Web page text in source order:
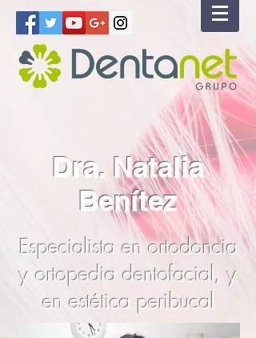
Dra. Natalia
Benítez
Especialista en ortodoncia
y ortopedia dentofacial, y
en estética peribucal